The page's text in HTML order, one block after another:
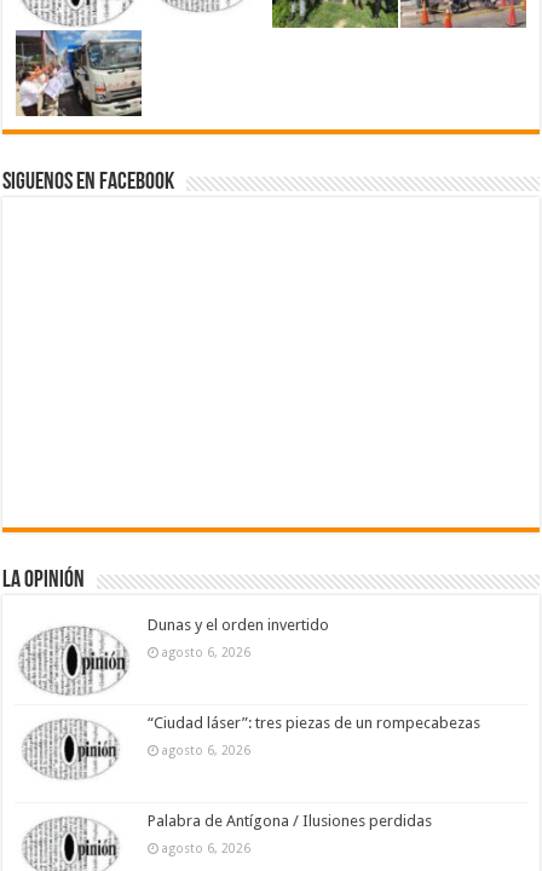
Siguenos en Facebook
La Opinión
Dunas y el orden invertido
agosto 6, 2026
“Ciudad láser”: tres piezas de un rompecabezas
agosto 6, 2026
Palabra de Antígona / Ilusiones perdidas
agosto 6, 2026